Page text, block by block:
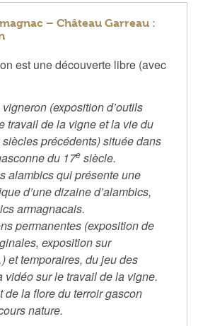
– Château Garreau :
est une découverte libre (avec
(exposition d’outils
travail de la vigne et la vie du
précédents) située dans
du 17e siècle.
alambics qui présente une
d’une dizaine d’alambics,
armagnacais.
permanentes (exposition de
exposition sur
et temporaires, du jeu des
vidéo sur le travail de la vigne.
de la flore du terroir gascon
nature.